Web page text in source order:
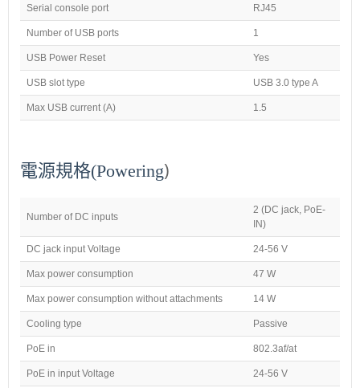
Serial console port RJ45
Number of USB ports 1
USB Power Reset Yes
USB slot type USB 3.0 type A
Max USB current (A) 1.5
電源規格(Powering)
Number of DC inputs
2 (DC jack, PoE-
IN)
DC jack input Voltage 24-56 V
Max power consumption 47 W
Max power consumption without attachments 14 W
Cooling type Passive
PoE in 802.3af/at
PoE in input Voltage 24-56 V